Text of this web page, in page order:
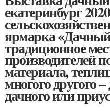
екатеринбург
ярмарка «Дачный
традиционное
производителей
материала,
многого другого –
дачного или